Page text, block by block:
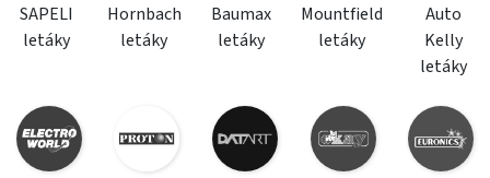
SAPELI
letáky
Hornbach
letáky
Baumax
letáky
Mountfield
letáky
Auto
Kelly
letáky